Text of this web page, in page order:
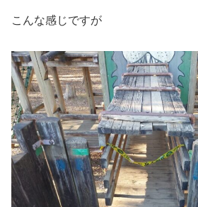
こんな感じですが